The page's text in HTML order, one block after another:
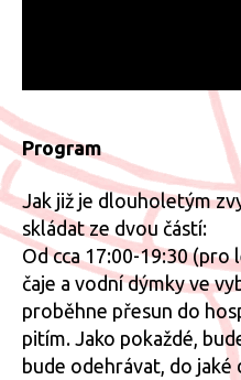
Program
Jak již je dlouholetým
skládat ze dvou částí:
Od cca 17:00-19:30 (pro
čaje a vodní dýmky ve
proběhne přesun do
pitím. Jako pokaždé,
bude odehrávat, do jaké